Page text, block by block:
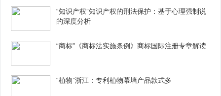
“知识产权”知识产权的刑法保护：基于心理强制说
的深度分析
“商标”《商标法实施条例》商标国际注册专章解读
“植物”浙江：专利植物幕墙产品款式多